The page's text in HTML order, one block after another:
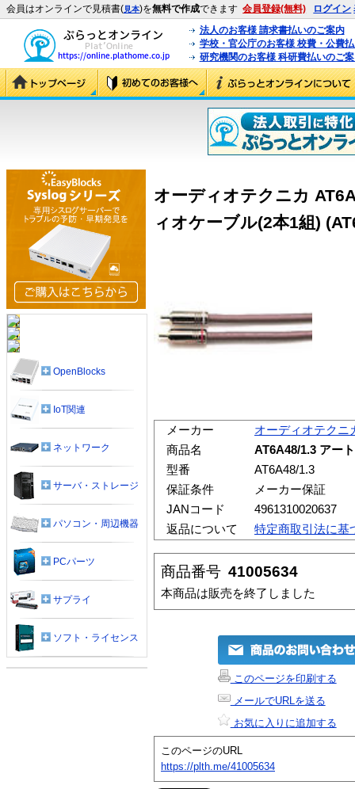
会員はオンラインで見積書(見本)を無料で作成できます 会員登録(無料) ログイン
法人のお客様 請求書払いのご案内
学校・官公庁のお客様 校費・公費
研究機関のお客様 科研費払いのご
オーディオテクニカ
ィオケーブル(2本1組)
メーカー
オーディオテクニ
商品名
AT6A48/1.3 アー
型番
AT6A48/1.3
保証条件
メーカー保証
JANコード
4961310020637
返品について
特定商取引法に基
商品番号 41005634
本商品は販売を終了しました
このページを印刷する
メールでURLを送る
お気に入りに追加する
このページのURL
https://plth.me/41005634
OpenBlocks
IoT関連
ネットワーク
サーバ・ストレージ
パソコン・周辺機器
PCパーツ
サプライ
ソフト・ライセンス